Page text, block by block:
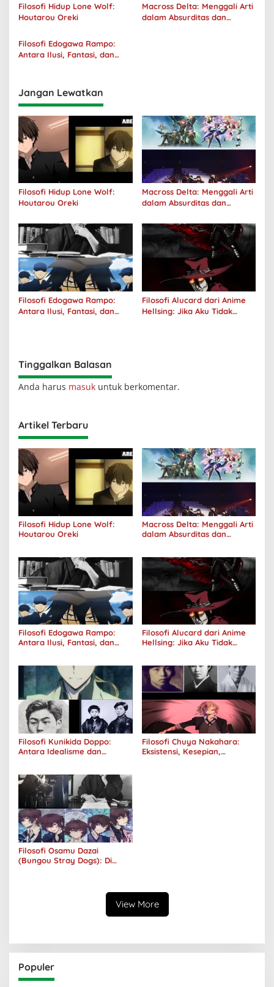
Filosofi Hidup Lone Wolf:
Houtarou Oreki
Macross Delta: Menggali Arti
dalam Absurditas dan
Filosofi Edogawa Rampo:
Antara Ilusi, Fantasi, dan
Jangan Lewatkan
Filosofi Hidup Lone Wolf:
Houtarou Oreki
Macross Delta: Menggali Arti
dalam Absurditas dan
Filosofi Edogawa Rampo:
Antara Ilusi, Fantasi, dan
Filosofi Alucard dari Anime
Hellsing: Jika Aku Tidak
Tinggalkan Balasan
Anda harus masuk untuk berkomentar.
Artikel Terbaru
Filosofi Hidup Lone Wolf:
Houtarou Oreki
Macross Delta: Menggali Arti
dalam Absurditas dan
Filosofi Edogawa Rampo:
Antara Ilusi, Fantasi, dan
Filosofi Alucard dari Anime
Hellsing: Jika Aku Tidak
Filosofi Kunikida Doppo:
Antara Idealisme dan
Filosofi Chuya Nakahara:
Eksistensi, Kesepian,
Filosofi Osamu Dazai
(Bungou Stray Dogs): Di
View More
Populer